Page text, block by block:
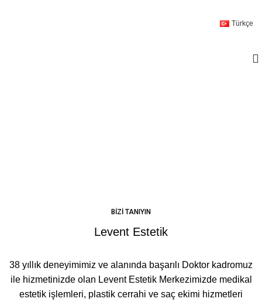
Türkçe
BİZİ TANIYIN
Levent Estetik
38 yıllık deneyimimiz ve alanında başarılı Doktor kadromuz
ile hizmetinizde olan Levent Estetik Merkezimizde medikal
estetik işlemleri, plastik cerrahi ve saç ekimi hizmetleri